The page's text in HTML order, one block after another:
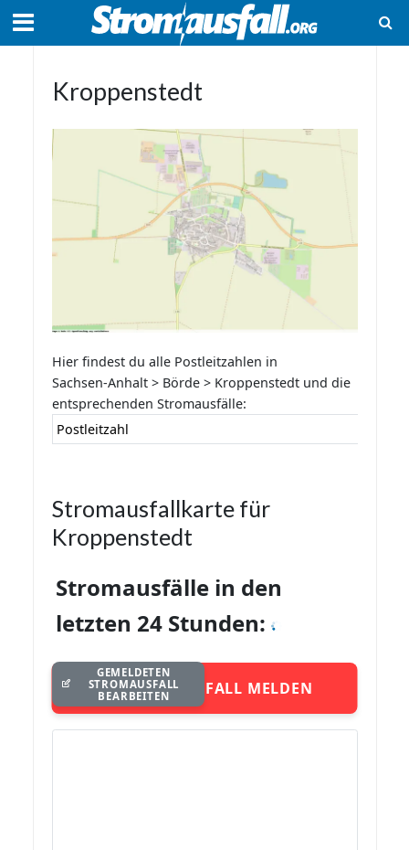
Kroppenstedt
Hier findest du alle Postleitzahlen in
Sachsen-Anhalt > Börde > Kroppenstedt und die
entsprechenden Stromausfälle:
Postleitzahl
Stromausfallkarte für
Kroppenstedt
Stromausfälle in den
letzten 24 Stunden:
STROMAUSFALL MELDEN
GEMELDETEN
STROMAUSFALL
BEARBEITEN